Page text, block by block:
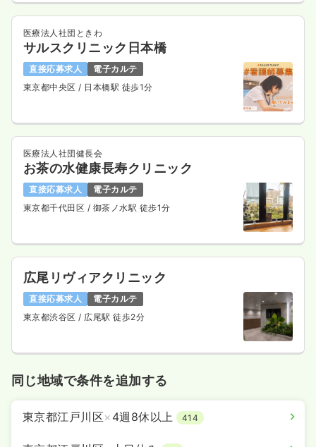
医療法人社団ときわ
サルスクリニック日本橋
直接応募求人
電子カルテ
東京都中央区/ 日本橋駅 徒歩1分
医療法人社団健長会
お茶の水健康長寿クリニック
直接応募求人
電子カルテ
東京都千代田区 / 御茶ノ水駅 徒歩1分
広尾リヴィアクリニック
直接応募求人
電子カルテ
東京都渋谷区/ 広尾駅 徒歩2分
同じ地域で条件を追加する
東京都江戸川区× 4週8休以上 414